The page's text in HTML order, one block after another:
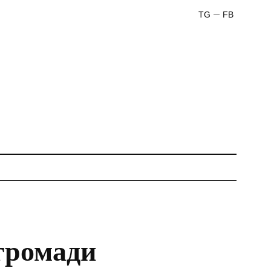
FB
TG